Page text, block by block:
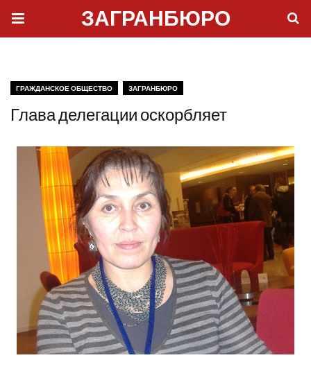
ЗАГРАНБЮРО
ГРАЖДАНСКОЕ ОБЩЕСТВО ЗАГРАНБЮРО
Глава делегации оскорбляет